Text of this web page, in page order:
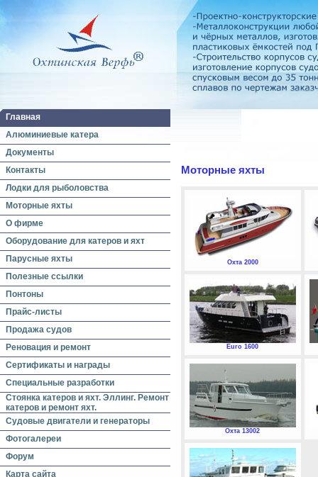
Главная
Алюминиевые катера
Документы
Контакты
Лодки для рыболовства
Моторные яхты
О фирме
Оборудование для катеров и яхт
Парусные яхты
Полезные ссылки
Понтоны
Прайс-листы
Продажа судов
Реновация и ремонт
Сертификаты и награды
Специальные разработки
Стоянка катеров и яхт. Эллинг. Ремонт
катеров и ремонт яхт.
Судовые двигатели и генераторы
Фотогалереи
Форум
Карта сайта
Моторные яхты
Охта 2000
Euro 1600
Охта 13002